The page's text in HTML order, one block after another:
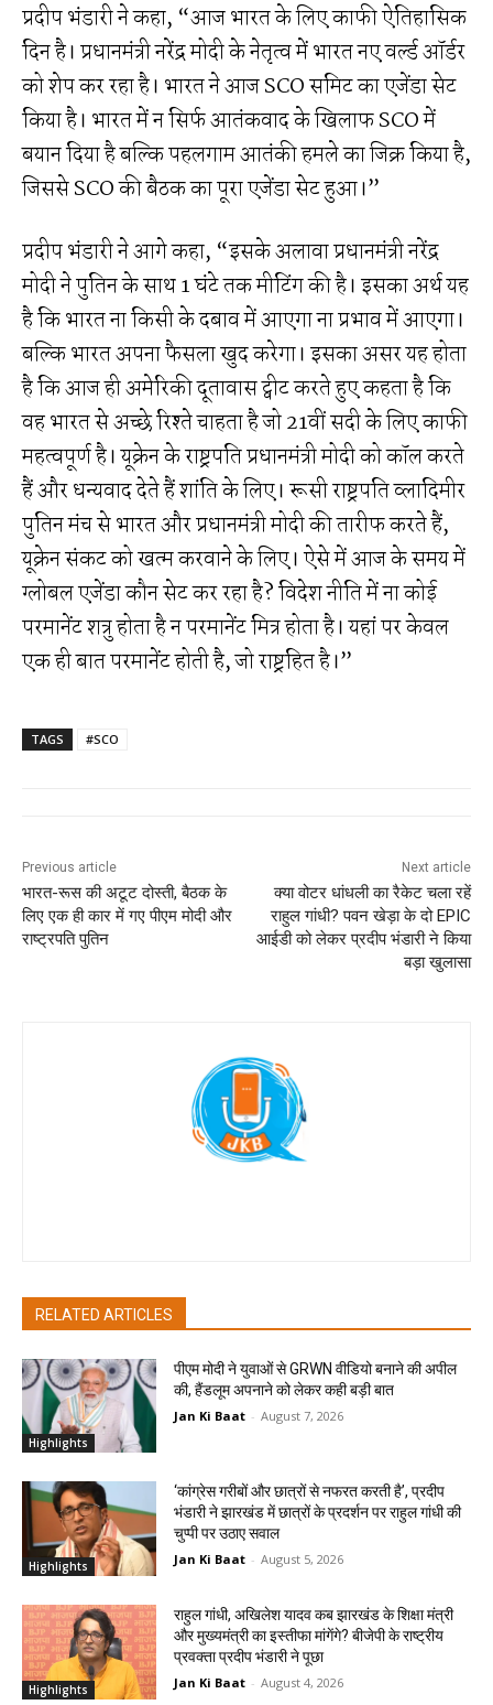
प्रदीप भंडारी ने कहा, “आज भारत के लिए काफी ऐतिहासिक
दिन है। प्रधानमंत्री नरेंद्र मोदी के नेतृत्व में भारत नए वर्ल्ड ऑर्डर
को शेप कर रहा है। भारत ने आज SCO समिट का एजेंडा सेट
किया है। भारत में न सिर्फ आतंकवाद के खिलाफ SCO में
बयान दिया है बल्कि पहलगाम आतंकी हमले का जिक्र किया है,
जिससे SCO की बैठक का पूरा एजेंडा सेट हुआ।”
प्रदीप भंडारी ने आगे कहा, “इसके अलावा प्रधानमंत्री नरेंद्र
मोदी ने पुतिन के साथ 1 घंटे तक मीटिंग की है। इसका अर्थ यह
है कि भारत ना किसी के दबाव में आएगा ना प्रभाव में आएगा।
बल्कि भारत अपना फैसला खुद करेगा। इसका असर यह होता
है कि आज ही अमेरिकी दूतावास ट्वीट करते हुए कहता है कि
वह भारत से अच्छे रिश्ते चाहता है जो 21वीं सदी के लिए काफी
महत्वपूर्ण है। यूक्रेन के राष्ट्रपति प्रधानमंत्री मोदी को कॉल करते
हैं और धन्यवाद देते हैं शांति के लिए। रूसी राष्ट्रपति व्लादिमीर
पुतिन मंच से भारत और प्रधानमंत्री मोदी की तारीफ करते हैं,
यूक्रेन संकट को खत्म करवाने के लिए। ऐसे में आज के समय में
ग्लोबल एजेंडा कौन सेट कर रहा है? विदेश नीति में ना कोई
परमानेंट शत्रु होता है न परमानेंट मित्र होता है। यहां पर केवल
एक ही बात परमानेंट होती है, जो राष्ट्रहित है।”
TAGS #SCO
Previous article
भारत-रूस की अटूट दोस्ती, बैठक के
लिए एक ही कार में गए पीएम मोदी और
राष्ट्रपति पुतिन
Next article
क्या वोटर धांधली का रैकेट चला रहें
राहुल गांधी? पवन खेड़ा के दो EPIC
आईडी को लेकर प्रदीप भंडारी ने किया
बड़ा खुलासा
RELATED ARTICLES
Highlights
पीएम मोदी ने युवाओं से GRWN वीडियो बनाने की अपील
की, हैंडलूम अपनाने को लेकर कही बड़ी बात
Jan Ki Baat - August 7, 2026
Highlights
‘कांग्रेस गरीबों और छात्रों से नफरत करती है’, प्रदीप
भंडारी ने झारखंड में छात्रों के प्रदर्शन पर राहुल गांधी की
चुप्पी पर उठाए सवाल
Jan Ki Baat - August 5, 2026
Highlights
राहुल गांधी, अखिलेश यादव कब झारखंड के शिक्षा मंत्री
और मुख्यमंत्री का इस्तीफा मांगेंगे? बीजेपी के राष्ट्रीय
प्रवक्ता प्रदीप भंडारी ने पूछा
Jan Ki Baat - August 4, 2026